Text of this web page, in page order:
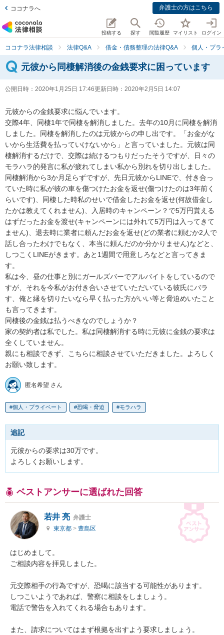
ココナラへ 弁護士の方はこちら
投稿する 探す 閲覧履歴 マイリスト ログイン
ココナラ法律相談 法律Q&A 借金・債務整理の法律Q&A 個人・プラ
元彼から同棲解消後の金銭要求に困っています
公開日時： 2020年1月25日 17:46更新日時： 2020年2月5日 14:07
元彼からの金銭要求に悩んでいます。
交際4年、同棲1年で同棲を解消しました。去年の10月に同棲を解消
しました。同棲を解消したのは元彼からの申し出です。「お金がな
いから生活費を払っていけないから」と言っていました。元彼は同
棲解消するだけで、交際は続けるつもりだったそうですが、日々の
モラハラ的発言に私が疲れてしまい私から別れを切り出しました。
同棲解消から3か月足らずですが、先日元彼からLINEで、付き合っ
ていた時に私が彼の車を傷つけたお金を返せ(傷つけたのは3年前く
らいです)、同棲した時私のせいで借金したお金を返せ(何故借金し
たかは教えてくれません)、入居時のキャンペーン？で5万円貰える
はずだったお金を渡せ(キャンペーンには外れて5万円は入ってきて
ません)、退去時に業者に頼んだお金を返せ(どの業者に頼むか2人で
話し合ったわけでもなく、本当に頼んだのか分かりません)などと、
しつこくLINEがきます。あと1週間で用意しろなどと言ってきま
す。
私は今、昼の仕事と別にガールズバーでアルバイトをしているので
すが、それを今私がお付き合いさせていただいている彼氏にバラ
す、俺と縁を切りたいなら早く払った方がいい等と脅迫めいたこと
も言ってきます。
同棲後の金銭は払うべきなのでしょうか？
家の契約者は私でした。私は同棲解消する時に元彼に金銭の要求は
全くしていません。
親にも相談できず、こちらに相談させていただきました。よろしく
お願い致します。
匿名希望 さん
個人・プライベート 恐喝・脅迫 モラハラ
追記
元彼からの要求は30万です。
よろしくお願いします。
ベストアンサーに選ばれた回答
若井 亮 弁護士
東京都 > 豊島区
はじめまして。
ご相談内容を拝見しました。
元交際相手の行為ですが、恐喝に該当する可能性があります。
しつこいようであれば、警察に相談をしましょう。
電話で警告を入れてくれる場合もあります。
また、請求についてはまず根拠を出すよう要求しましょう。